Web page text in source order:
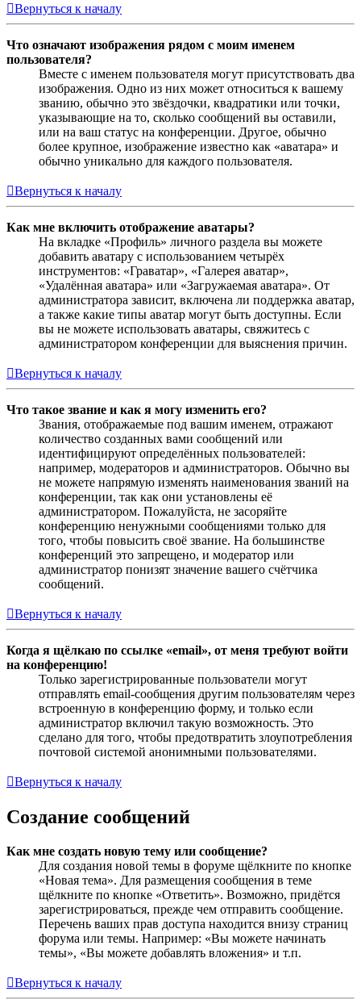
Вернуться к началу
Что означают изображения рядом с моим именем
пользователя?
Вместе с именем пользователя могут присутствовать два
изображения. Одно из них может относиться к вашему
званию, обычно это звёздочки, квадратики или точки,
указывающие на то, сколько сообщений вы оставили,
или на ваш статус на конференции. Другое, обычно
более крупное, изображение известно как «аватара» и
обычно уникально для каждого пользователя.
Вернуться к началу
Как мне включить отображение аватары?
На вкладке «Профиль» личного раздела вы можете
добавить аватару с использованием четырёх
инструментов: «Граватар», «Галерея аватар»,
«Удалённая аватара» или «Загружаемая аватара». От
администратора зависит, включена ли поддержка аватар,
а также какие типы аватар могут быть доступны. Если
вы не можете использовать аватары, свяжитесь с
администратором конференции для выяснения причин.
Вернуться к началу
Что такое звание и как я могу изменить его?
Звания, отображаемые под вашим именем, отражают
количество созданных вами сообщений или
идентифицируют определённых пользователей:
например, модераторов и администраторов. Обычно вы
не можете напрямую изменять наименования званий на
конференции, так как они установлены её
администратором. Пожалуйста, не засоряйте
конференцию ненужными сообщениями только для
того, чтобы повысить своё звание. На большинстве
конференций это запрещено, и модератор или
администратор понизят значение вашего счётчика
сообщений.
Вернуться к началу
Когда я щёлкаю по ссылке «email», от меня требуют войти
на конференцию!
Только зарегистрированные пользователи могут
отправлять email-сообщения другим пользователям через
встроенную в конференцию форму, и только если
администратор включил такую возможность. Это
сделано для того, чтобы предотвратить злоупотребления
почтовой системой анонимными пользователями.
Вернуться к началу
Создание сообщений
Как мне создать новую тему или сообщение?
Для создания новой темы в форуме щёлкните по кнопке
«Новая тема». Для размещения сообщения в теме
щёлкните по кнопке «Ответить». Возможно, придётся
зарегистрироваться, прежде чем отправить сообщение.
Перечень ваших прав доступа находится внизу страниц
форума или темы. Например: «Вы можете начинать
темы», «Вы можете добавлять вложения» и т.п.
Вернуться к началу